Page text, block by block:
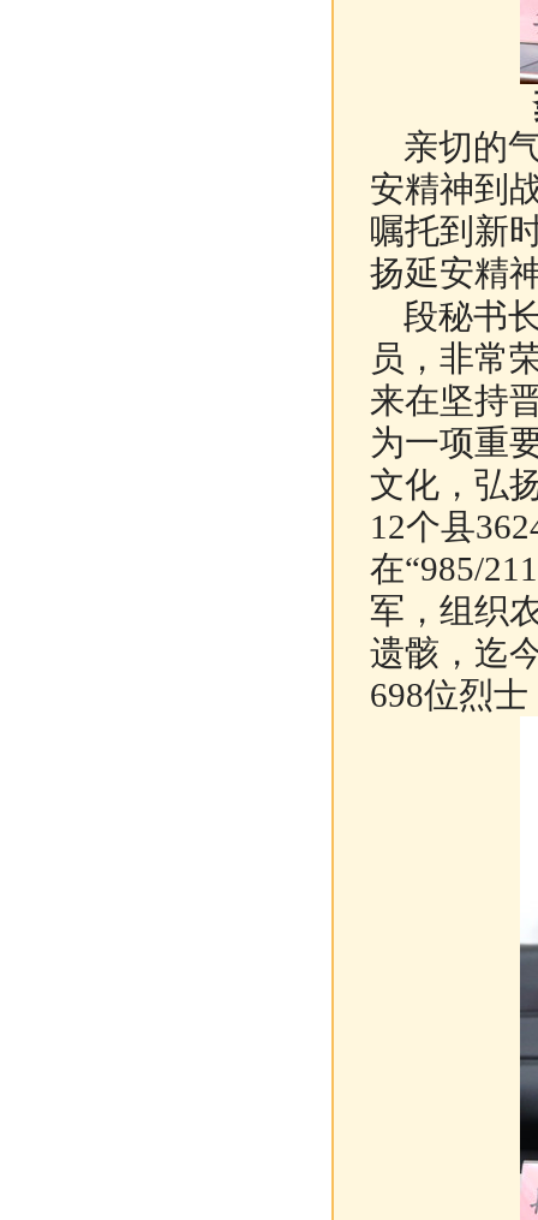
亲切的
安精神到
嘱托到新
扬延安精
段秘书
员，非常
来在坚持
为一项重
文化，弘
12个县
在“985/
军，组织
遗骸，迄
698位烈